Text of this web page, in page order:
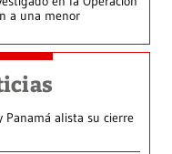
a una menor
Panamá alista su cierre